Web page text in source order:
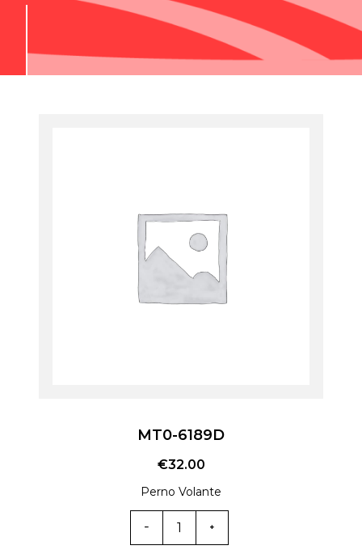
MT0-6189D
€32.00
Perno Volante
MT0-
6189D
quantità